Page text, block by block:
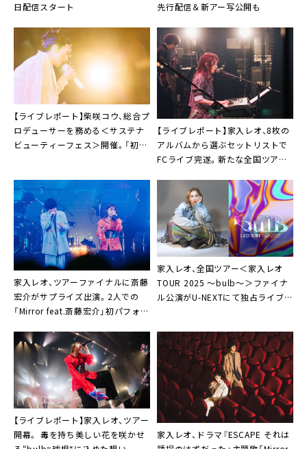
日配信スタート 先行配信＆新アー写公開も
【ライブレポート】柴咲コウ、総合プ
ロデューサーを務める＜サステナ
ビューティーフェス＞開催。「初声
【ライブレポート】家入レオ、8枚の
アルバムから選ぶセットリストで
FCライブ完遂。新たな全国ツアー
家入レオ、ツアーファイナルに斎藤
宏介がサプライズ出演。2人での
「Mirror feat.斎藤宏介」初パフォー
家入レオ、全国ツアー＜家入レオ
TOUR 2025 〜bulb〜＞ファイナ
ル公演がU-NEXTにて独占ライブ配
【ライブレポート】家入レオ、ツアー
開幕。 毒を持ち美しい花を咲かせ
家入レオ、ドラマ『ESCAPE それは